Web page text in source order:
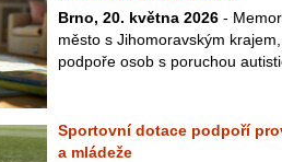
Brno, 20. května 2026 -
město s Jihomoravským
podpoře osob s poruchou
Sportovní dotace podpoří
a mládeže